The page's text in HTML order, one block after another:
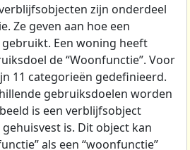
zijn onderdeel
Ze geven aan hoe een
Een woning heeft
de “Woonfunctie”. Voor
11 categorieën gedefinieerd.
gebruiksdoelen worden
is een verblijfsobject
is. Dit object kan
als een “woonfunctie”